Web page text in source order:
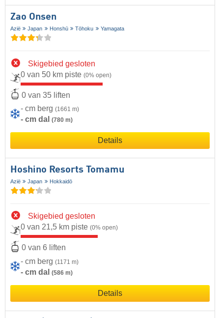
Zao Onsen
Azië Japan Honshū Tōhoku Yamagata
Skigebied gesloten
0 van 50 km piste (0% open)
0 van 35 liften
- cm berg (1661 m)
- cm dal (780 m)
Details
Hoshino Resorts Tomamu
Azië Japan Hokkaidō
Skigebied gesloten
0 van 21,5 km piste (0% open)
0 van 6 liften
- cm berg (1171 m)
- cm dal (586 m)
Details